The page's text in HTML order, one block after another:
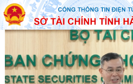
Hồ sơ trình Hội đồng thẩm định điều
Tĩnh
06/05/2026 10:38:00
Đã kết nối EMC